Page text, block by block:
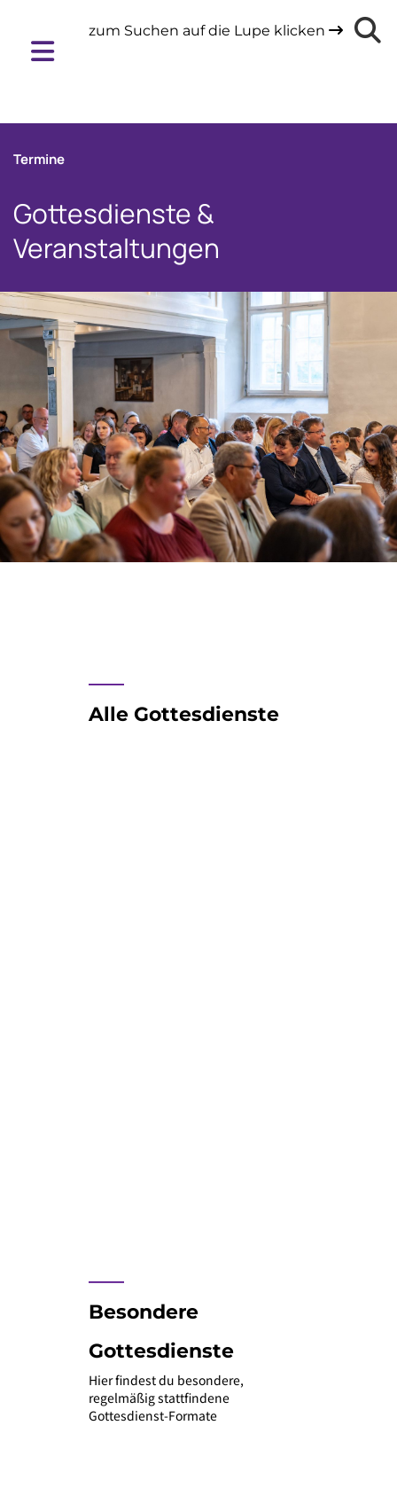
zum Suchen auf die Lupe klicken
Termine
Gottesdienste &
Veranstaltungen
Alle Gottesdienste
Besondere
Gottesdienste
Hier findest du besondere,
regelmäßig stattfindene
Gottesdienst-Formate